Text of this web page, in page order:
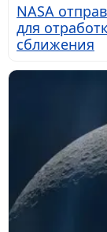
NASA
для
сближения